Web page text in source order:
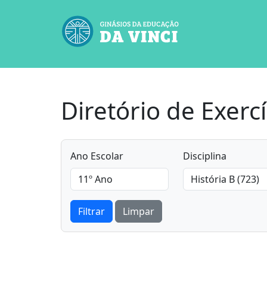
Diretório de
Ano Escolar Disciplina
Filtrar Limpar